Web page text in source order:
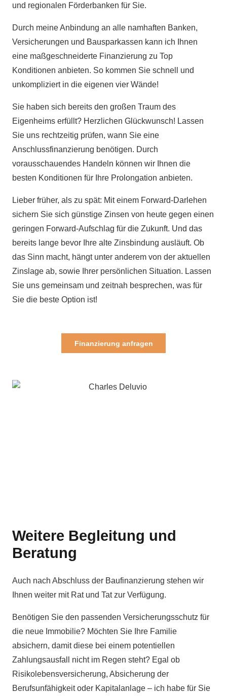
und regionalen Förderbanken für Sie.
Durch meine Anbindung an alle namhaften Banken,
Versicherungen und Bausparkassen kann ich Ihnen
eine maßgeschneiderte Finanzierung zu Top
Konditionen anbieten. So kommen Sie schnell und
unkompliziert in die eigenen vier Wände!
Sie haben sich bereits den großen Traum des
Eigenheims erfüllt? Herzlichen Glückwunsch! Lassen
Sie uns rechtzeitig prüfen, wann Sie eine
Anschlussfinanzierung benötigen. Durch
vorausschauendes Handeln können wir Ihnen die
besten Konditionen für Ihre Prolongation anbieten.
Lieber früher, als zu spät: Mit einem Forward-Darlehen
sichern Sie sich günstige Zinsen von heute gegen einen
geringen Forward-Aufschlag für die Zukunft. Und das
bereits lange bevor Ihre alte Zinsbindung ausläuft. Ob
das Sinn macht, hängt unter anderem von der aktuellen
Zinslage ab, sowie Ihrer persönlichen Situation. Lassen
Sie uns gemeinsam und zeitnah besprechen, was für
Sie die beste Option ist!
Finanzierung anfragen
Weitere Begleitung und
Beratung
Auch nach Abschluss der Baufinanzierung stehen wir
Ihnen weiter mit Rat und Tat zur Verfügung.
Benötigen Sie den passenden Versicherungsschutz für
die neue Immobilie? Möchten Sie Ihre Familie
absichern, damit diese bei einem potentiellen
Zahlungsausfall nicht im Regen steht? Egal ob
Risikolebensversicherung, Absicherung der
Berufsunfähigkeit oder Kapitalanlage – ich habe für Sie